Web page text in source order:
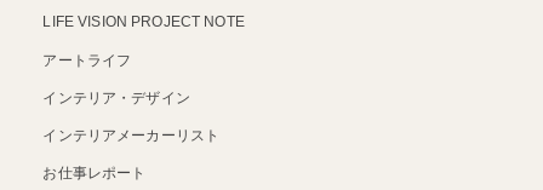
LIFE VISION PROJECT NOTE
アートライフ
インテリア・デザイン
インテリアメーカーリスト
お仕事レポート